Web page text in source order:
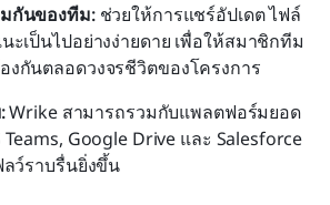
กันของทีม: ช่วยให้การแชร์อัปเดต ไฟล์
ะเป็นไปอย่างง่ายดาย เพื่อให้สมาชิกทีม
กันตลอดวงจรชีวิตของโครงการ
Wrike สามารถรวมกับแพลตฟอร์มยอด
Google Drive และ Salesforce
ลว์ราบรื่นยิ่งขึ้น